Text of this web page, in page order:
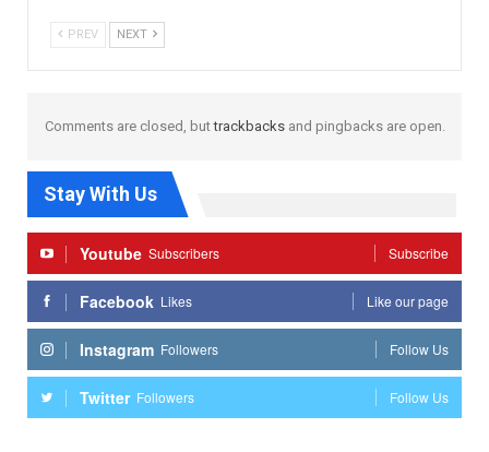
PREV NEXT
Comments are closed, buttrackbacksand pingbacks are open.
Stay With Us
Youtube Subscribers Subscribe
Facebook Likes Like our page
Instagram Followers Follow Us
Twitter Followers Follow Us